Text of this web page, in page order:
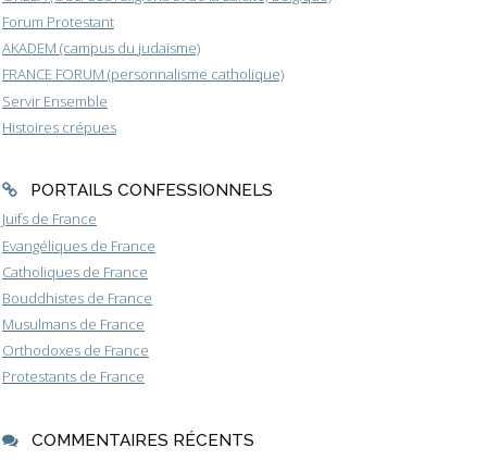
Forum Protestant
AKADEM (campus du judaïsme)
FRANCE FORUM (personnalisme catholique)
Servir Ensemble
Histoires crépues
PORTAILS CONFESSIONNELS
Juifs de France
Evangéliques de France
Catholiques de France
Bouddhistes de France
Musulmans de France
Orthodoxes de France
Protestants de France
COMMENTAIRES RÉCENTS